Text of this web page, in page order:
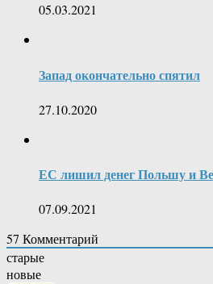
05.03.2021
Запад окончательно спятил
27.10.2020
ЕС лишил денег Польшу и
07.09.2021
57 Комментарий
старые
новые